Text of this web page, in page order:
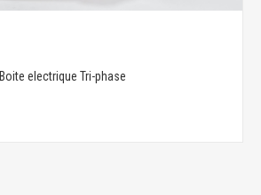
Boite electrique Tri-phase